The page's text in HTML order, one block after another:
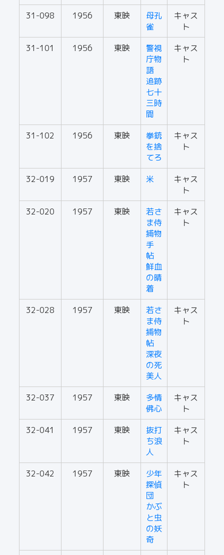
31-098 1956 東映
母孔
雀
キャス
ト
31-101
1956 東映
警視
庁物
語
追跡
七十
三時
間
キャス
ト
31-102 1956 東映
拳銃
を捨
てろ
キャス
ト
32-019 1957 東映 米
キャス
ト
32-020
1957 東映
若さ
ま侍
捕物
手
帖
鮮血
の晴
着
キャス
ト
32-028 1957 東映
若さ
ま侍
捕物
帖
深夜
の死
美人
キャス
ト
32-037 1957 東映
多情
佛心
キャス
ト
32-041
1957 東映
抜打
ち浪
人
キャス
ト
32-042 1957 東映
少年
探偵
団
かぶ
と虫
の妖
奇
キャス
ト